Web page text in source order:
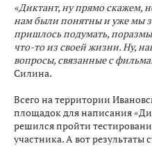
«Диктант, ну прямо скажем,
нам были понятны и уже мы
пришлось подумать,
что-то из своей жизни. Ну,
вопросы, связанные с
Силина.
Всего на территории
площадок для написания
решился пройти
участника. А вот результаты